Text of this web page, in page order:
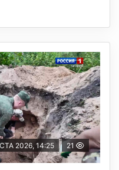
2026, 14:25 21